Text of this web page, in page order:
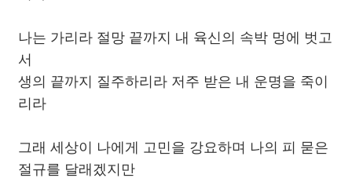
나는 가리라 절망 끝까지 내 육신의 속박 멍에 벗고
서
생의 끝까지 질주하리라 저주 받은 내 운명을 죽이
리라
그래 세상이 나에게 고민을 강요하며 나의 피 묻은
절규를 달래겠지만